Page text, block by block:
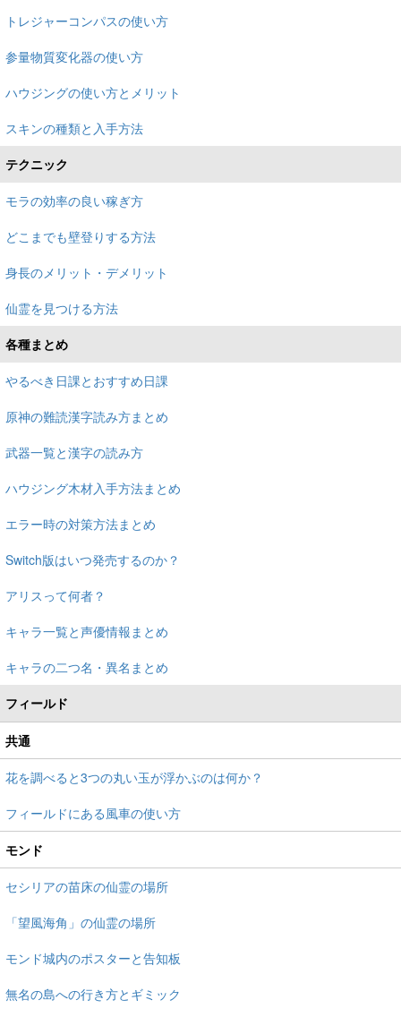
トレジャーコンパスの使い方
参量物質変化器の使い方
ハウジングの使い方とメリット
スキンの種類と入手方法
テクニック
モラの効率の良い稼ぎ方
どこまでも壁登りする方法
身長のメリット・デメリット
仙霊を見つける方法
各種まとめ
やるべき日課とおすすめ日課
原神の難読漢字読み方まとめ
武器一覧と漢字の読み方
ハウジング木材入手方法まとめ
エラー時の対策方法まとめ
Switch版はいつ発売するのか？
アリスって何者？
キャラ一覧と声優情報まとめ
キャラの二つ名・異名まとめ
フィールド
共通
花を調べると3つの丸い玉が浮かぶのは何か？
フィールドにある風車の使い方
モンド
セシリアの苗床の仙霊の場所
「望風海角」の仙霊の場所
モンド城内のポスターと告知板
無名の島への行き方とギミック